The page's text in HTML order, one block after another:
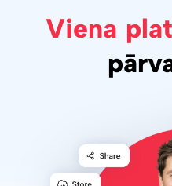
Viena